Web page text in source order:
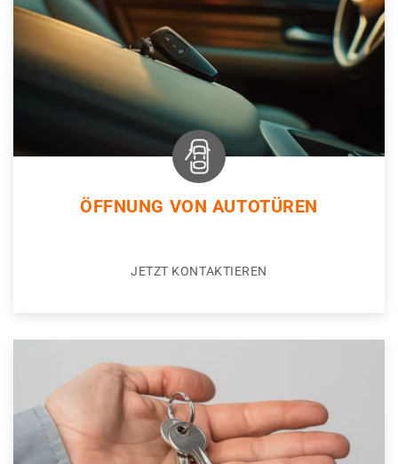
ÖFFNUNG VON AUTOTÜREN
JETZT KONTAKTIEREN